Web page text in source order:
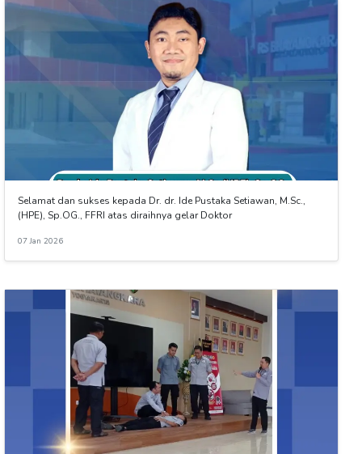
Selamat dan sukses kepada Dr. dr. Ide Pustaka Setiawan, M.Sc.,
(HPE), Sp.OG., FFRI atas diraihnya gelar Doktor
07 Jan 2026